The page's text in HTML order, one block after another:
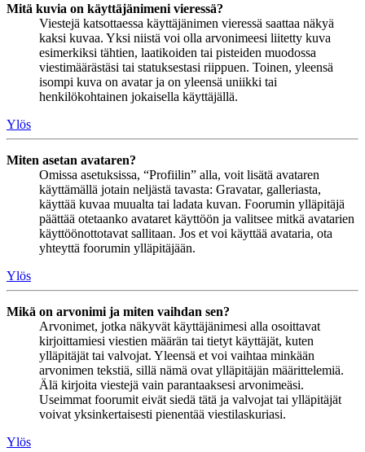
Mitä kuvia on käyttäjänimeni vieressä?
Viestejä katsottaessa käyttäjänimen vieressä saattaa näkyä
kaksi kuvaa. Yksi niistä voi olla arvonimeesi liitetty kuva
esimerkiksi tähtien, laatikoiden tai pisteiden muodossa
viestimäärästäsi tai statuksestasi riippuen. Toinen, yleensä
isompi kuva on avatar ja on yleensä uniikki tai
henkilökohtainen jokaisella käyttäjällä.
Ylös
Miten asetan avataren?
Omissa asetuksissa, “Profiilin” alla, voit lisätä avataren
käyttämällä jotain neljästä tavasta: Gravatar, galleriasta,
käyttää kuvaa muualta tai ladata kuvan. Foorumin ylläpitäjä
päättää otetaanko avataret käyttöön ja valitsee mitkä avatarien
käyttöönottotavat sallitaan. Jos et voi käyttää avataria, ota
yhteyttä foorumin ylläpitäjään.
Ylös
Mikä on arvonimi ja miten vaihdan sen?
Arvonimet, jotka näkyvät käyttäjänimesi alla osoittavat
kirjoittamiesi viestien määrän tai tietyt käyttäjät, kuten
ylläpitäjät tai valvojat. Yleensä et voi vaihtaa minkään
arvonimen tekstiä, sillä nämä ovat ylläpitäjän määrittelemiä.
Älä kirjoita viestejä vain parantaaksesi arvonimeäsi.
Useimmat foorumit eivät siedä tätä ja valvojat tai ylläpitäjät
voivat yksinkertaisesti pienentää viestilaskuriasi.
Ylös